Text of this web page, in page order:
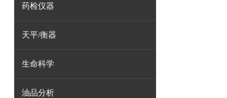
药检仪器
天平/衡器
生命科学
油品分析